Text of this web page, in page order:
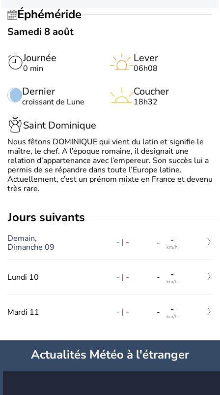
Éphéméride
Samedi 8 août
Journée
0 min
Dernier
croissant de Lune
Lever
06h08
Coucher
18h32
Saint Dominique
Nous fêtons DOMINIQUE qui vient du latin et signifie le
maître, le chef. A l’époque romaine, il désignait une
relation d’appartenance avec l’empereur. Son succès lui a
permis de se répandre dans toute l’Europe latine.
Actuellement, c’est un prénom mixte en France et devenu
très rare.
jours suivants
Demain,
Dimanche 09
- | - - -
km/h
Lundi 10 - | - - -
km/h
Mardi 11 - | - - -
km/h
Actualités Météo à l'étranger